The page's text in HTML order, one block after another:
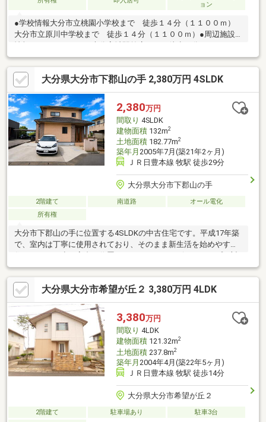
ョン
●学校情報大分市立桃園小学校まで 徒歩１４分（１１００ｍ）
大分市立原川中学校まで 徒歩１４分（１１００ｍ）●周辺施設
ｍ）マルショク高城店まで 徒歩８分（６００ｍ）●ハザードマ
ップ情報本物件はハザードマップによる浸水想定区域には指定さ
れていませんが、指定されていない区域においても浸水が発生す
る場合があります。＼土日祝日も営業中！／＜メール登録で優先
的に新着物件配信可能です！＞株式会社いふう〒８７０－００４
４ 大分市舞鶴町１－３－３０ＴＥＬ：０９７－５３３－２０２
２ ＦＡＸ：０９７－５２９－７１６０
大分県大分市下郡山の手 2,380万円 4SLDK
2,380万円
間取り 4SLDK
建物面積132m2
土地面積182.77m2
築年月 2005年7月(築21年2ヶ月)
ＪＲ日豊本線 牧駅 徒歩29分
大分県大分市下郡山の手
2階建て 南道路
オール電化
所有権
大分市下郡山の手に位置する4SLDKの中古住宅です。平成17年築
で、室内は丁寧に使用されており、そのまま新生活を始めやすい
象区域外という点も安心材料の一つ。延床約132平米のゆとりあ
る間取りに加え、納戸付きで収納スペースも充実しています。駐
車場は並列3台分を確保しており、ご家族で複数台お車を所有され
る方にもおすすめです。周辺は閑静な住宅街で、落ち着いた住環
境が魅力。現在は空室のため、ご希望の日時でゆっくりご見学い
ただけます。
大分県大分市希望が丘２ 3,380万円 4LDK
3,380万円
間取り 4LDK
建物面積121.32m2
土地面積237.8m2
築年月 2004年4月(築22年5ヶ月)
ＪＲ日豊本線 牧駅 徒歩14分
大分県大分市希望が丘２
2階建て 駐車場あり
駐車3台